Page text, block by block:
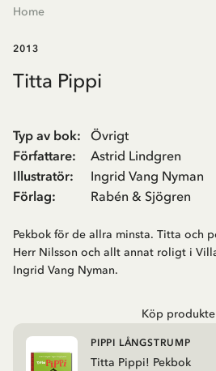
Home
2013
Titta Pippi
Typ av bok:
Övrigt
Författare:
Astrid Lindgren
Illustratör:
Ingrid Vang Nyman
Förlag: Rabén & Sjögren
Pekbok för de allra minsta. Titta och
Herr Nilsson och allt annat roligt i
Ingrid Vang Nyman.
Köp
Titta Pippi! Pekbok
PIPPI LÅNGSTRUMP